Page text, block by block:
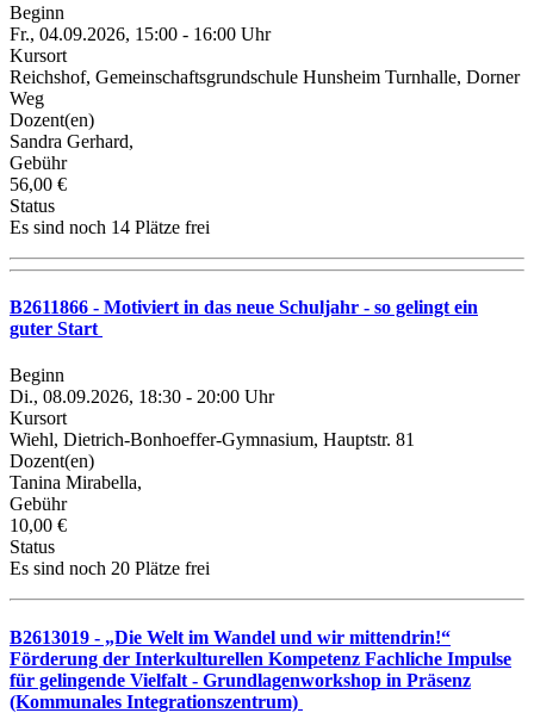
Beginn
Fr., 04.09.2026, 15:00 - 16:00 Uhr
Kursort
Reichshof, Gemeinschaftsgrundschule Hunsheim Turnhalle, Dorner
Weg
Dozent(en)
Sandra Gerhard,
Gebühr
56,00 €
Status
Es sind noch 14 Plätze frei
B2611866 - Motiviert in das neue Schuljahr - so gelingt ein
guter Start
Beginn
Di., 08.09.2026, 18:30 - 20:00 Uhr
Kursort
Wiehl, Dietrich-Bonhoeffer-Gymnasium, Hauptstr. 81
Dozent(en)
Tanina Mirabella,
Gebühr
10,00 €
Status
Es sind noch 20 Plätze frei
B2613019 - „Die Welt im Wandel und wir mittendrin!“
Förderung der Interkulturellen Kompetenz Fachliche Impulse
für gelingende Vielfalt - Grundlagenworkshop in Präsenz
(Kommunales Integrationszentrum)